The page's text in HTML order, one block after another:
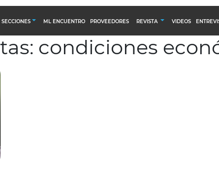
SECCIONES
Abastecimiento y compras
ML ENCUENTRO PROVEEDORES REVISTA
Calendario Editorial
Ediciones Anteriores
VIDEOS
condiciones